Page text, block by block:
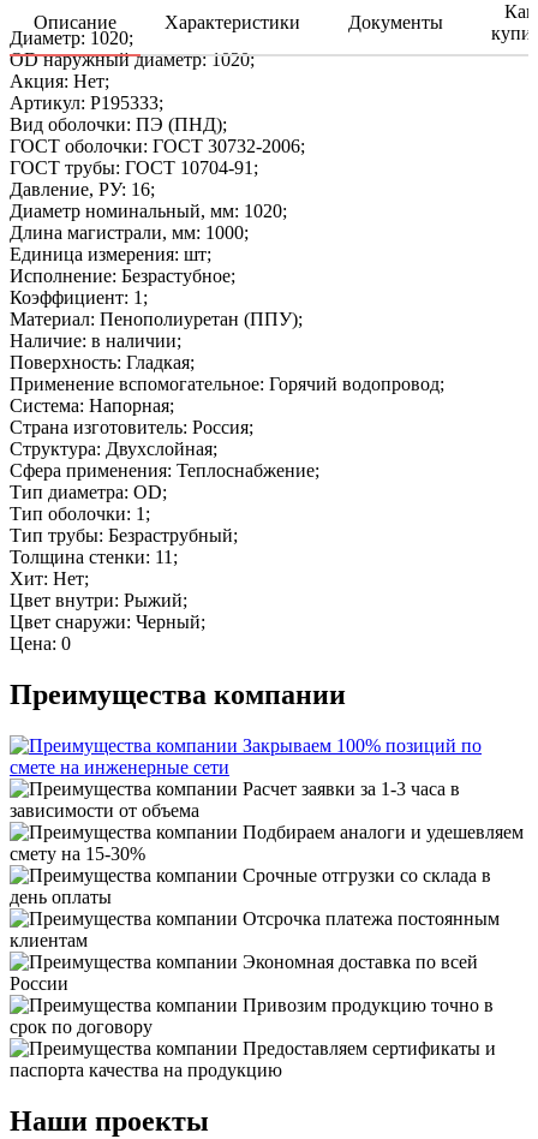
Описание Характеристики Документы
Как
Диаметр: 1020;
OD наружный диаметр: 1020;
Акция: Нет;
Артикул: P195333;
Вид оболочки: ПЭ (ПНД);
ГОСТ оболочки: ГОСТ 30732-2006;
ГОСТ трубы: ГОСТ 10704-91;
Давление, РУ: 16;
Диаметр номинальный, мм: 1020;
Длина магистрали, мм: 1000;
Единица измерения: шт;
Исполнение: Безрастубное;
Коэффициент: 1;
Материал: Пенополиуретан (ППУ);
Наличие: в наличии;
Поверхность: Гладкая;
Применение вспомогательное: Горячий водопровод;
Система: Напорная;
Страна изготовитель: Россия;
Структура: Двухслойная;
Сфера применения: Теплоснабжение;
Тип диаметра: OD;
Тип оболочки: 1;
Тип трубы: Безраструбный;
Толщина стенки: 11;
Хит: Нет;
Цвет внутри: Рыжий;
Цвет снаружи: Черный;
Цена: 0
Преимущества компании
Закрываем 100% позиций по
смете на инженерные сети
Расчет заявки за 1-3 часа в
зависимости от объема
Подбираем аналоги и удешевляем
смету на 15-30%
Срочные отгрузки со склада в
день оплаты
Отсрочка платежа постоянным
клиентам
Экономная доставка по всей
России
Привозим продукцию точно в
срок по договору
Предоставляем сертификаты и
паспорта качества на продукцию
Наши проекты